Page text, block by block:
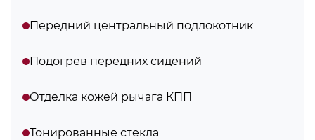
Передний центральный подлокотник
Подогрев передних сидений
Отделка кожей рычага КПП
Тонированные стекла